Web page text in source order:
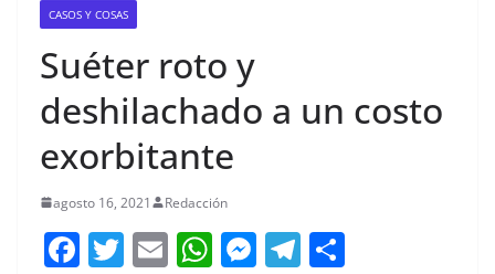
CASOS Y COSAS
Suéter roto y
deshilachado a un costo
exorbitante
agosto 16, 2021 Redacción
F T E W M T